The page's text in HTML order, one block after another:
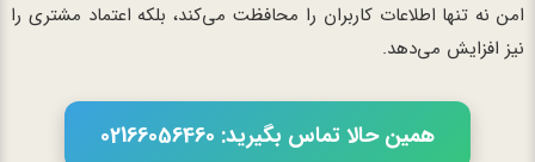
امن نه تنها اطلاعات کاربران را محافظت می‌کند، بلکه اعتماد مشتری را
نیز افزایش می‌دهد.
همین حالا تماس بگیرید: 02166056460